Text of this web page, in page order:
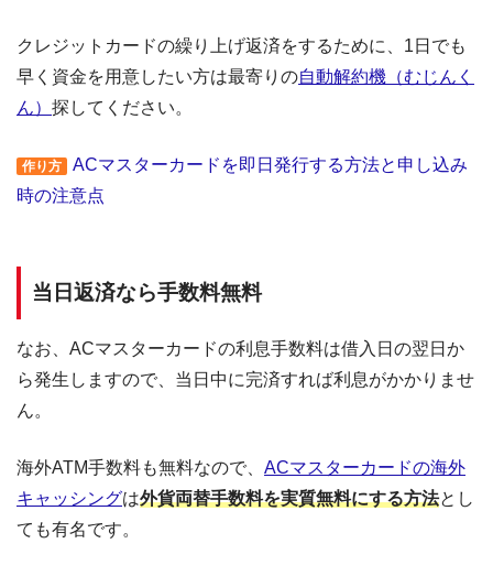
安定した収入と返済能力を有する方でパート・アルバイトをしていれば学
生・主婦でも申し込みOK!!
クレジットカードの繰り上げ返済をするために、1日でも
早く資金を用意したい方は最寄りの自動解約機（むじんく
ん） 探してください。
作り方
ACマスターカードを即日発行する方法と申し込み
時の注意点
当日返済なら手数料無料
なお、ACマスターカードの利息手数料は借入日の翌日か
ら発生しますので、当日中に完済すれば利息がかかりませ
ん。
海外ATM手数料も無料なので、 ACマスターカードの海外
キャッシングは外貨両替手数料を実質無料にする方法とし
ても有名です。